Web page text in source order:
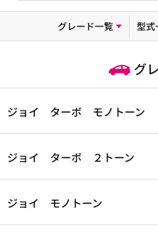
選択可能です。メーカー希
2,080,080円となっています。
グレード一覧 型式
グ
ジョイ ターボ モノトーン
ジョイ ターボ ２トーン
ジョイ モノトーン